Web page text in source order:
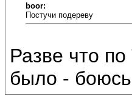
boor:
Постучи подереву
Разве что
было - боюсь